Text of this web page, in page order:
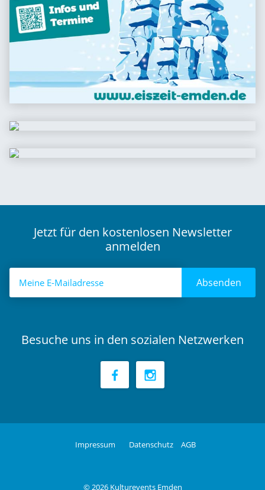
Jetzt für den kostenlosen Newsletter
anmelden
Absenden
Besuche uns in den sozialen Netzwerken
Impressum Datenschutz AGB
© 2026 Kulturevents Emden